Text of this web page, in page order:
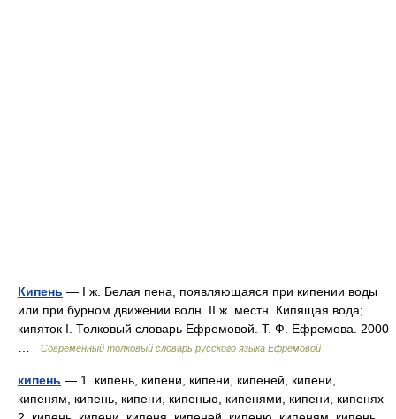
Кипень — I ж. Белая пена, появляющаяся при кипении воды
или при бурном движении волн. II ж. местн. Кипящая вода;
кипяток I. Толковый словарь Ефремовой. Т. Ф. Ефремова. 2000
Современный толковый словарь русского языка Ефремовой
кипень — 1. кипень, кипени, кипени, кипеней, кипени,
кипеням, кипень, кипени, кипенью, кипенями, кипени, кипенях